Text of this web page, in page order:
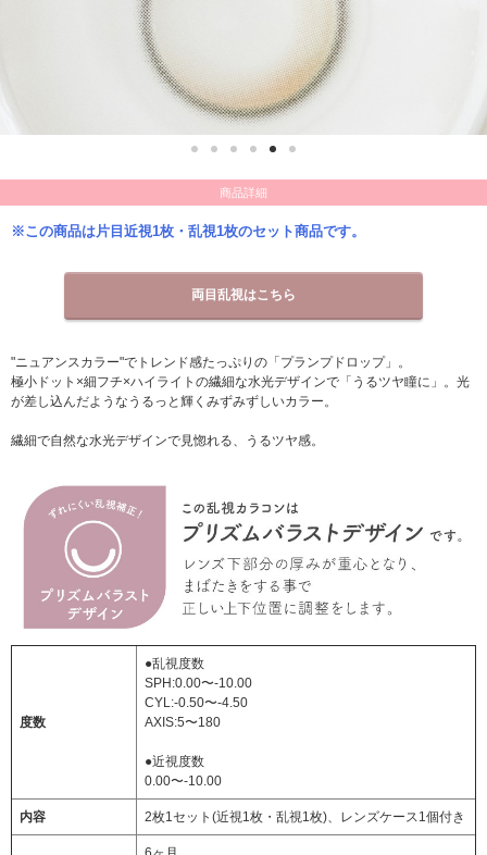
商品詳細
※この商品は片目近視1枚・乱視1枚のセット商品です。
両目乱視はこちら
"ニュアンスカラー"でトレンド感たっぷりの「プランプドロップ」。
極小ドット×細フチ×ハイライトの繊細な水光デザインで「うるツヤ瞳に」。光
が差し込んだようなうるっと輝くみずみずしいカラー。
繊細で自然な水光デザインで見惚れる、うるツヤ感。
度数
●乱視度数
SPH:0.00〜-10.00
CYL:-0.50〜-4.50
AXIS:5〜180
●近視度数
0.00〜-10.00
内容 2枚1セット(近視1枚・乱視1枚)、レンズケース1個付き